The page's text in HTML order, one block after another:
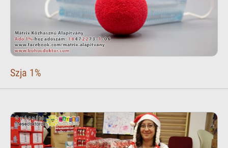
Szja 1%